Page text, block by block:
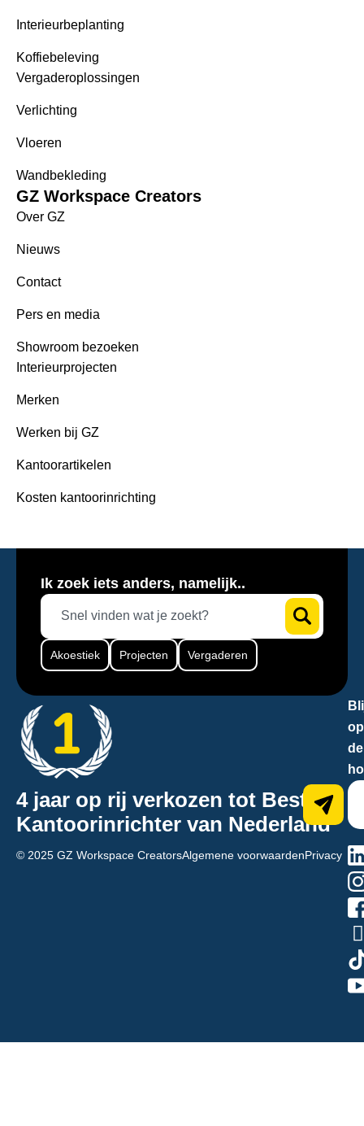
Interieurbeplanting
Koffiebeleving
Vergaderoplossingen
Verlichting
Vloeren
Wandbekleding
GZ Workspace Creators
Over GZ
Nieuws
Contact
Pers en media
Showroom bezoeken
Interieurprojecten
Merken
Werken bij GZ
Kantoorartikelen
Kosten kantoorinrichting
Ik zoek iets anders, namelijk..
Akoestiek Projecten Vergaderen
4 jaar op rij verkozen tot Beste
Kantoorinrichter van Nederland
op
de
© 2025 GZ Workspace CreatorsAlgemene voorwaardenPrivacy